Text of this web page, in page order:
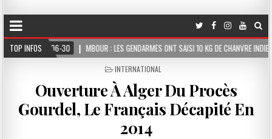
TOP INFOS
MBOUR : LES GENDARMES ONT SAISI 10 KG DE CHANVRE INDIEN DISSIMULÉS DANS LE
POSTED
INTERNATIONAL
Ouverture À Alger Du Procès
Gourdel, Le Français Décapité En
2014